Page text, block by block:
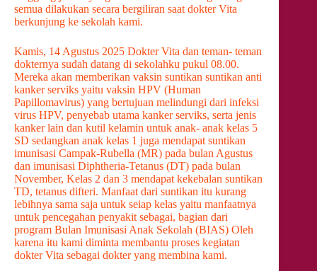
semua dilakukan secara bergiliran saat dokter Vita
berkunjung ke sekolah kami.
Kamis, 14 Agustus 2025 Dokter Vita dan teman- teman
dokternya sudah datang di sekolahku pukul 08.00.
Mereka akan memberikan vaksin suntikan suntikan anti
kanker serviks yaitu vaksin HPV (Human
Papillomavirus) yang bertujuan melindungi dari infeksi
virus HPV, penyebab utama kanker serviks, serta jenis
kanker lain dan kutil kelamin untuk anak- anak kelas 5
SD sedangkan anak kelas 1 juga mendapat suntikan
imunisasi Campak-Rubella (MR) pada bulan Agustus
dan imunisasi Diphtheria-Tetanus (DT) pada bulan
November, Kelas 2 dan 3 mendapat kekebalan suntikan
TD, tetanus difteri. Manfaat dari suntikan itu kurang
lebihnya sama saja untuk seiap kelas yaitu manfaatnya
untuk pencegahan penyakit sebagai, bagian dari
program Bulan Imunisasi Anak Sekolah (BIAS) Oleh
karena itu kami diminta membantu proses kegiatan
dokter Vita sebagai dokter yang membina kami.